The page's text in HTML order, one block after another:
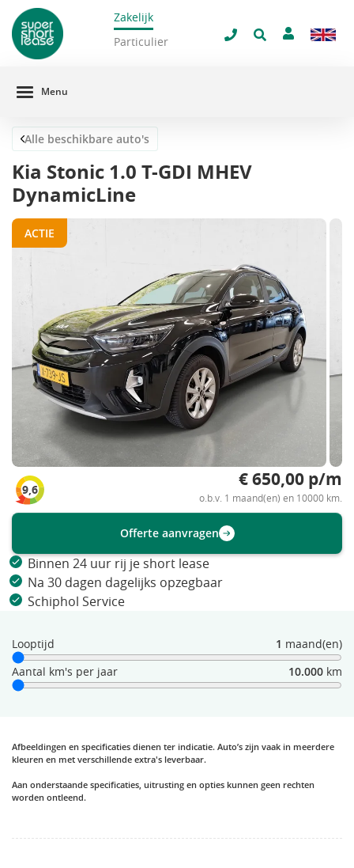
Zakelijk
Particulier
Menu
Alle beschikbare auto's
Kia Stonic 1.0 T-GDI MHEV
DynamicLine
ACTIE
9,6 € 650,00 p/m
o.b.v. 1 maand(en) en 10000 km.
Offerte aanvragen
Binnen 24 uur rij je short lease
Na 30 dagen dagelijks opzegbaar
Schiphol Service
Looptijd 1 maand(en)
Aantal km's per jaar
10.000 km
Afbeeldingen en specificaties dienen ter indicatie. Auto’s zijn vaak in meerdere
kleuren en met verschillende extra's leverbaar.
Aan onderstaande specificaties, uitrusting en opties kunnen geen rechten
worden ontleend.
Sluit